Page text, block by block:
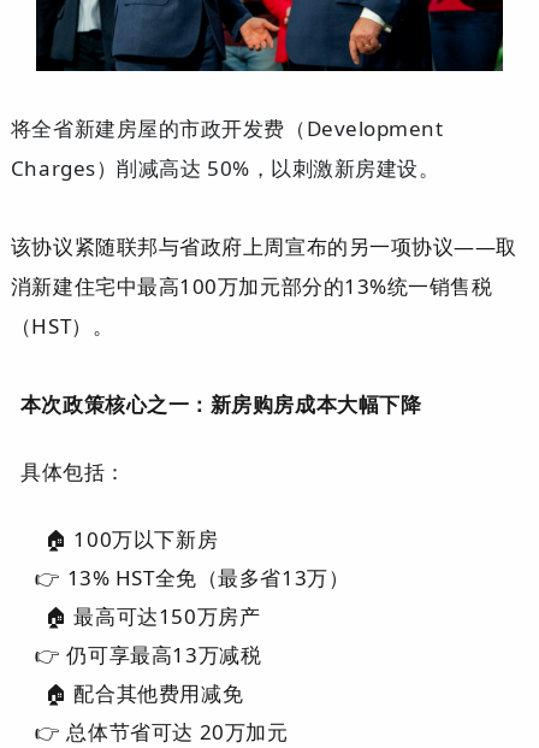
将全省新建房屋的市政开发费（Development
Charges）削减高达 50%，以刺激新房建设。
该协议紧随联邦与省政府上周宣布的另一项协议——取
消新建住宅中最高100万加元部分的13%统一销售税
（HST）。
本次政策核心之一：新房购房成本大幅下降
具体包括：
🏠 100万以下新房
👉 13% HST全免（最多省13万）
🏠 最高可达150万房产
👉 仍可享最高13万减税
🏠 配合其他费用减免
👉 总体节省可达 20万加元